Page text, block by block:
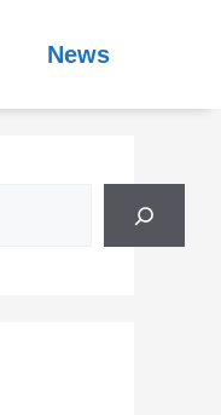
News